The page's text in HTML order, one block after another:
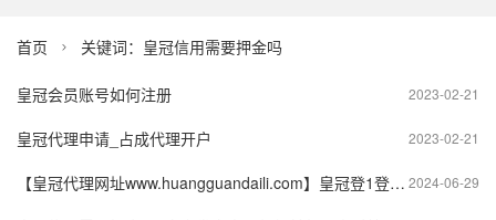
首页  关键词：皇冠信用需要押金吗
2023-02-21
皇冠会员账号如何注册
2023-02-21
皇冠代理申请_占成代理开户
2024-06-29
【皇冠代理网址www.huangguandaili.com】皇冠登1登2登3 代理「皇冠正网www.hg0088.com」代理注册